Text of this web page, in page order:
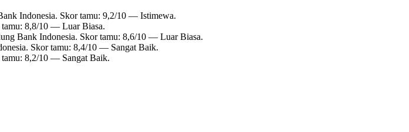
Indonesia. Skor tamu: 9,2/10 — Istimewa.
8,8/10 — Luar Biasa.
Bank Indonesia. Skor tamu: 8,6/10 — Luar Biasa.
Skor tamu: 8,4/10 — Sangat Baik.
8,2/10 — Sangat Baik.